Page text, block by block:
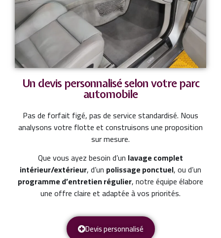
Un devis personnalisé selon votre parc
automobile
Pas de forfait figé, pas de service standardisé. Nous
analysons votre flotte et construisons une proposition
sur mesure.
Que vous ayez besoin d’un lavage complet
intérieur/extérieur, d’un polissage ponctuel, ou d’un
programme d’entretien régulier, notre équipe élabore
une offre claire et adaptée à vos priorités.
Devis personnalisé